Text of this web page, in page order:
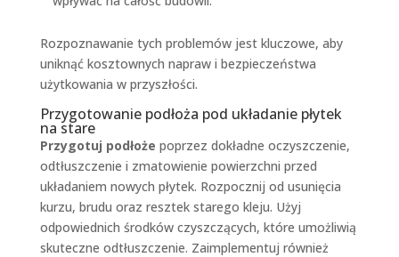
Rozpoznawanie tych problemów jest kluczowe, aby
uniknąć kosztownych napraw i bezpieczeństwa
użytkowania w przyszłości.
Przygotowanie podłoża pod układanie płytek
na stare
Przygotuj podłoże poprzez dokładne oczyszczenie,
odtłuszczenie i zmatowienie powierzchni przed
układaniem nowych płytek. Rozpocznij od usunięcia
kurzu, brudu oraz resztek starego kleju. Użyj
odpowiednich środków czyszczących, które umożliwią
skuteczne odtłuszczenie. Zaimplementuj również